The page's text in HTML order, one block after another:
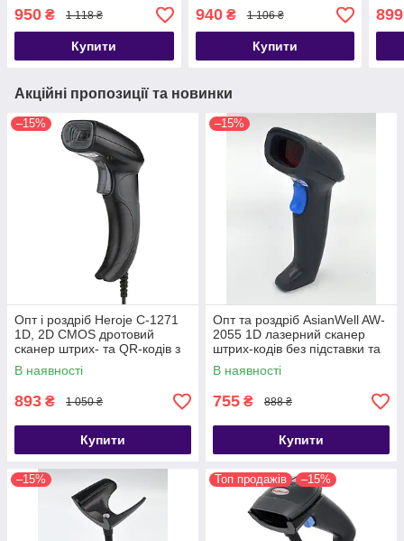
USB (AW-9108RB)
950 ₴ 1 118 ₴
Купити
(дротовий) USB
940₴ 1 106 ₴
Купити
899
Акційні пропозиції та новинки
–15%
Опт і роздріб Heroje C-1271
1D, 2D CMOS дротовий
сканер штрих- та QR-кодів з
датчиком руху, USB
В наявності
893 ₴ 1 050 ₴
Купити
–15%
Опт та роздріб AsianWell AW-
2055 1D лазерний сканер
штрих-кодів без підставки та
датчика руху дротовий USB
В наявності
755 ₴ 888 ₴
Купити
–15% Топ продажів –15%